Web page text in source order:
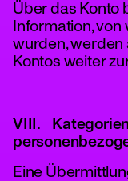
Über das Konto
Information,
wurden, werden
Kontos weiter
VIII.
Eine